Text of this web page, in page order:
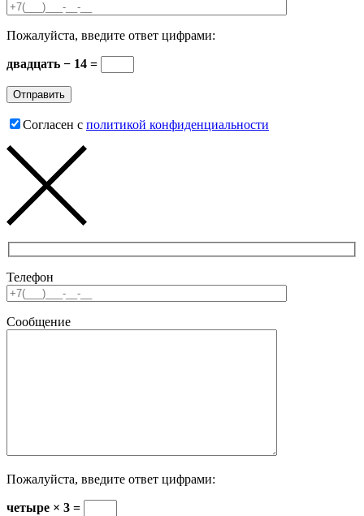
Пожалуйста, введите ответ цифрами:
двадцать − 14 =
Согласен с политикой конфиденциальности
Телефон
Сообщение
Пожалуйста, введите ответ цифрами:
четыре × 3 =